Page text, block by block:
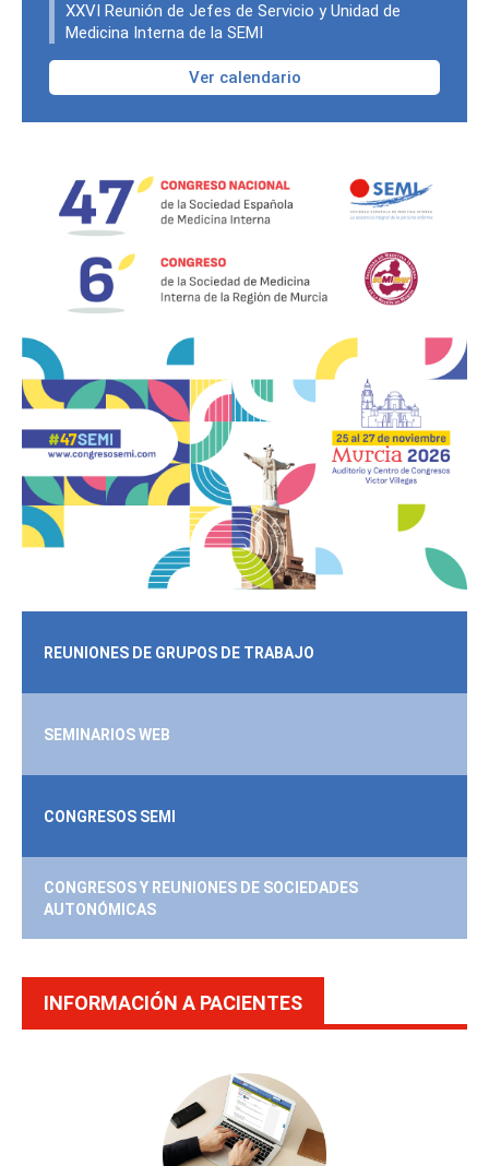
XXVI Reunión de Jefes de Servicio y Unidad de
Medicina Interna de la SEMI
Ver calendario
REUNIONES DE GRUPOS DE TRABAJO
SEMINARIOS WEB
CONGRESOS SEMI
CONGRESOS Y REUNIONES DE SOCIEDADES
AUTONÓMICAS
INFORMACIÓN A PACIENTES